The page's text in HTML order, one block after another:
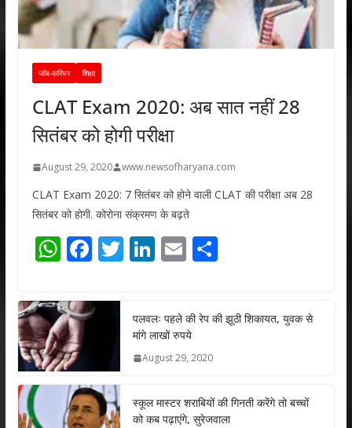
जॉब-करियर शिक्षा
CLAT Exam 2020: अब सात नहीं 28
सितंबर को होगी परीक्षा
August 29, 2020 www.newsofharyana.com
CLAT Exam 2020: 7 सितंबर को होने वाली CLAT की परीक्षा अब 28
सितंबर को होगी. कोरोना संक्रमण के बढ़ते
W
at
s
A
p
p
F
e
b
o
k
T
er
Li
e
dI
n
E
l
S
e
पलवलः पहले की रेप की झूठी शिकायत, युवक से
मांगे लाखों रुपये
August 29, 2020
स्कूल मास्टर शराबियों की गिनती करेंगे तो बच्चों
को कब पढ़ाएंगे, सुरेजवाला